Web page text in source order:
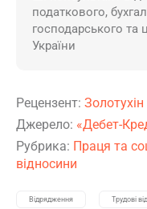
податкового,
господарського та
України
Рецензент:
Джерело: «Дебет-
Рубрика: Праця та
відносини
Відрядження Трудові